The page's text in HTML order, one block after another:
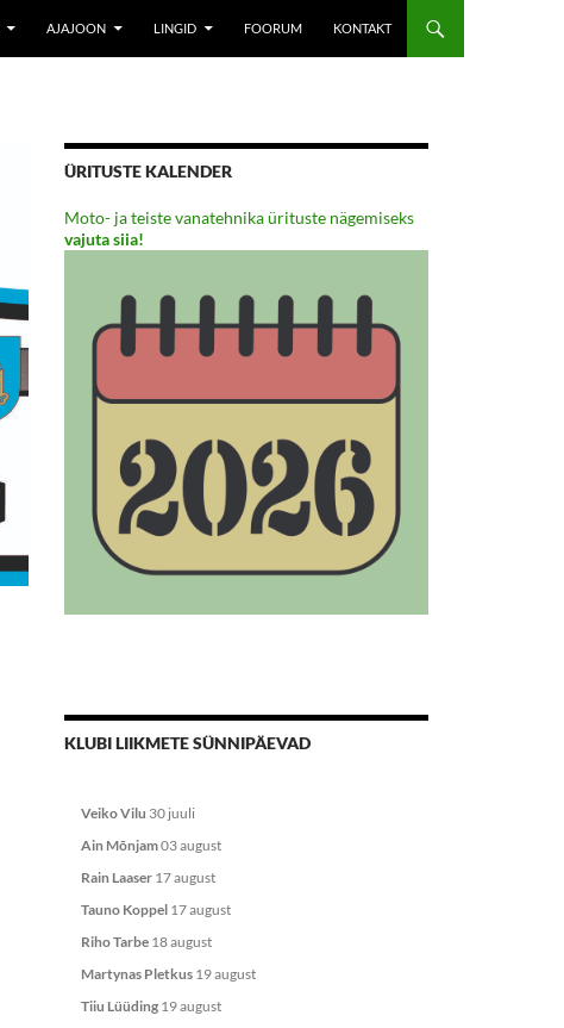
AJAJOON LINGID FOORUM KONTAKT
ÜRITUSTE KALENDER
Moto- ja teiste vanatehnika ürituste nägemiseks
vajuta siia!
KLUBI LIIKMETE SÜNNIPÄEVAD
Veiko Vilu 30 juuli
Ain Mõnjam03 august
Rain Laaser 17 august
Tauno Koppel 17 august
Riho Tarbe 18 august
Martynas Pletkus 19 august
Tiiu Lüüding 19 august